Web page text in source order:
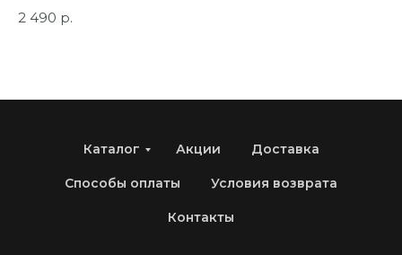
2 490 р.
Каталог Акции Доставка
Способы оплаты Условия возврата
Контакты